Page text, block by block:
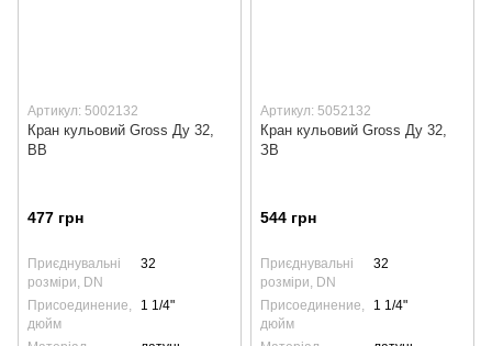
Артикул: 5002132
Кран кульовий Gross Ду 32,
ВВ
477 грн
Приєднувальні
розміри, DN
32
Присоединение,
дюйм
1 1/4"
Артикул: 5052132
Кран кульовий Gross Ду 32,
ЗВ
544 грн
Приєднувальні
розміри, DN
32
Присоединение,
дюйм
1 1/4"